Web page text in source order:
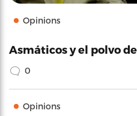
Opinions
Asmáticos y el polvo
0
Opinions